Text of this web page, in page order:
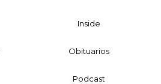
Inside
Obituarios
Podcast